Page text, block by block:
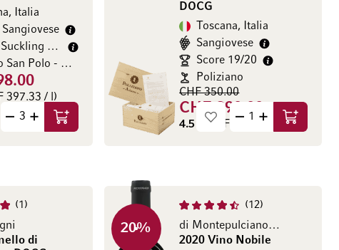
Italia
James Suckling 97/100
Poggio San Polo - Marilisa Allegrini
397.33 / l)
Aggiungi al Carrello
DOCG
Toscana, Italia
Sangiovese
Score 19/20
Poliziano
CHF 290.00
CHF 350.00
4.5 l (CHF 64.44 / l) Aggiungi
1
di
12
di Montepulciano DOCG Riserva
2020 Vino Nobile
20%